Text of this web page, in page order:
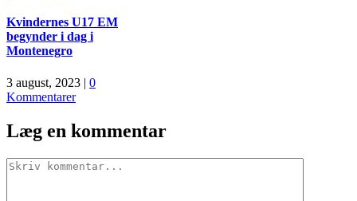
Kvindernes U17 EM
begynder i dag i
Montenegro
3 august, 2023 | 0
Kommentarer
Læg en kommentar
Comment